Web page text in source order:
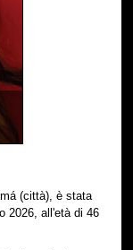
(città), è stata
2026, all'età di 46